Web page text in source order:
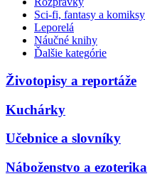
Sci-fi, fantasy a komiksy
Leporelá
Náučné knihy
Ďalšie kategórie
Životopisy a reportáže
Kuchárky
Učebnice a slovníky
Náboženstvo a ezoterika